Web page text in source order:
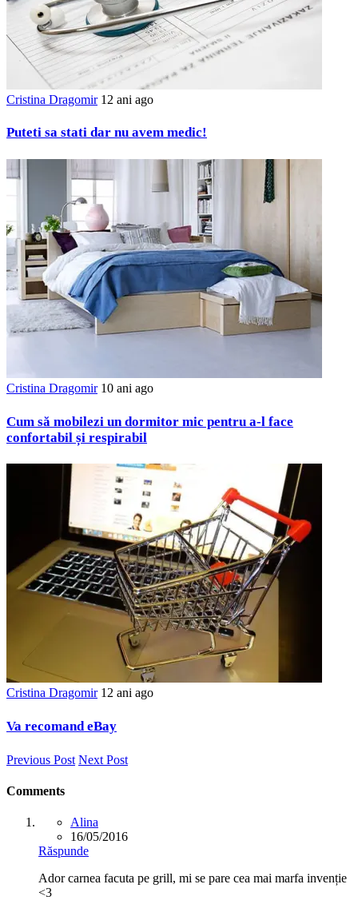
Cristina Dragomir 12 ani ago
Puteti sa stati dar nu avem medic!
Cristina Dragomir 10 ani ago
Cum să mobilezi un dormitor mic pentru a-l face
confortabil și respirabil
Cristina Dragomir 12 ani ago
Va recomand eBay
Previous Post Next Post
Comments
Alina
16/05/2016
Răspunde
Ador carnea facuta pe grill, mi se pare cea mai marfa invenție
<3